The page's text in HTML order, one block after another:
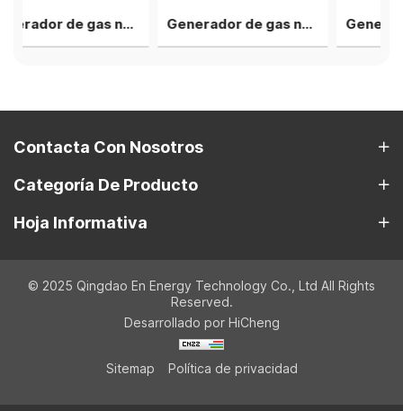
Generador de gas natural Deutz de una sola unidad HC12V132 de 500 kW Generador de gas natural Deutz V12 de 1 MW, 2 conjuntos en paralelo
Contacta Con Nosotros
Categoría De Producto
Hoja Informativa
© 2025 Qingdao En Energy Technology Co., Ltd All Rights
Reserved.
Desarrollado por HiCheng
Sitemap Política de privacidad